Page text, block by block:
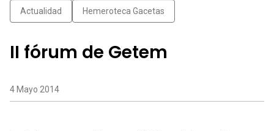
Actualidad Hemeroteca Gacetas
II fórum de Getem
4 Mayo 2014